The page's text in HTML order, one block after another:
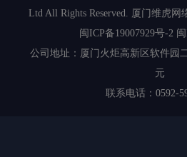
Ltd All Rights Reserved. 厦门维虎
闽ICP备19007929号-2
公司地址：厦门火炬高新区软件园
元
联系电话：0592-